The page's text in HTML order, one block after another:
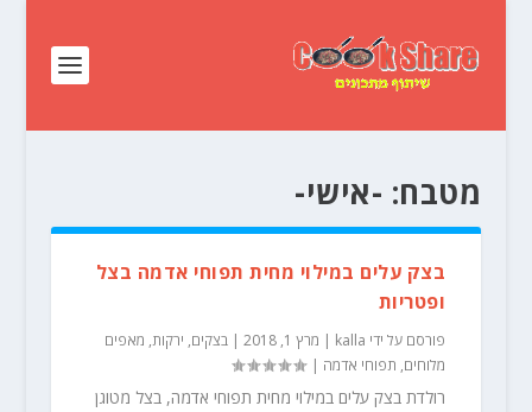
מטבח: -אישי-
בצק עלים במילוי מחית תפוחי אדמה בצל
ופטריות
פורסם על ידי kalla
| מרץ 1, 2018 | בצקים, ירקות, מאפים
מלוחים, תפוחי אדמה |
רולדת בצק עלים במילוי מחית תפוחי אדמה, בצל מטוגן